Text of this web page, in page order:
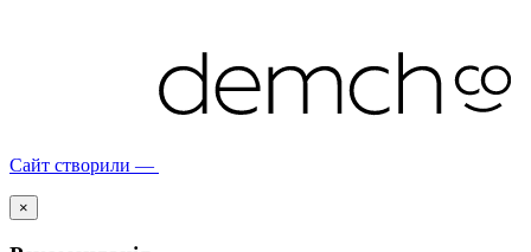
Сайт створили —
×